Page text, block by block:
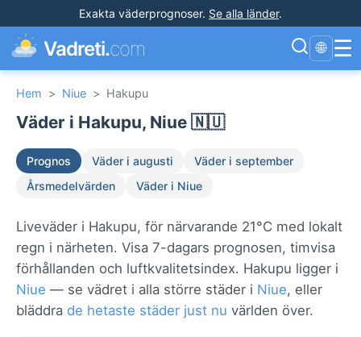
Exakta väderprognoser. Se alla länder.
Vadreti.com 🌐 ☰
Hem > Niue > Hakupu
Väder i Hakupu, Niue 🇳🇺
Prognos Väder i augusti
Väder i september
Årsmedelvärden
Väder i Niue
Liveväder i Hakupu, för närvarande 21°C med lokalt
regn i närheten. Visa 7-dagars prognosen, timvisa
förhållanden och luftkvalitetsindex. Hakupu ligger i
Niue — se vädret i alla större städer i Niue, eller
bläddra de hetaste städer just nu världen över.